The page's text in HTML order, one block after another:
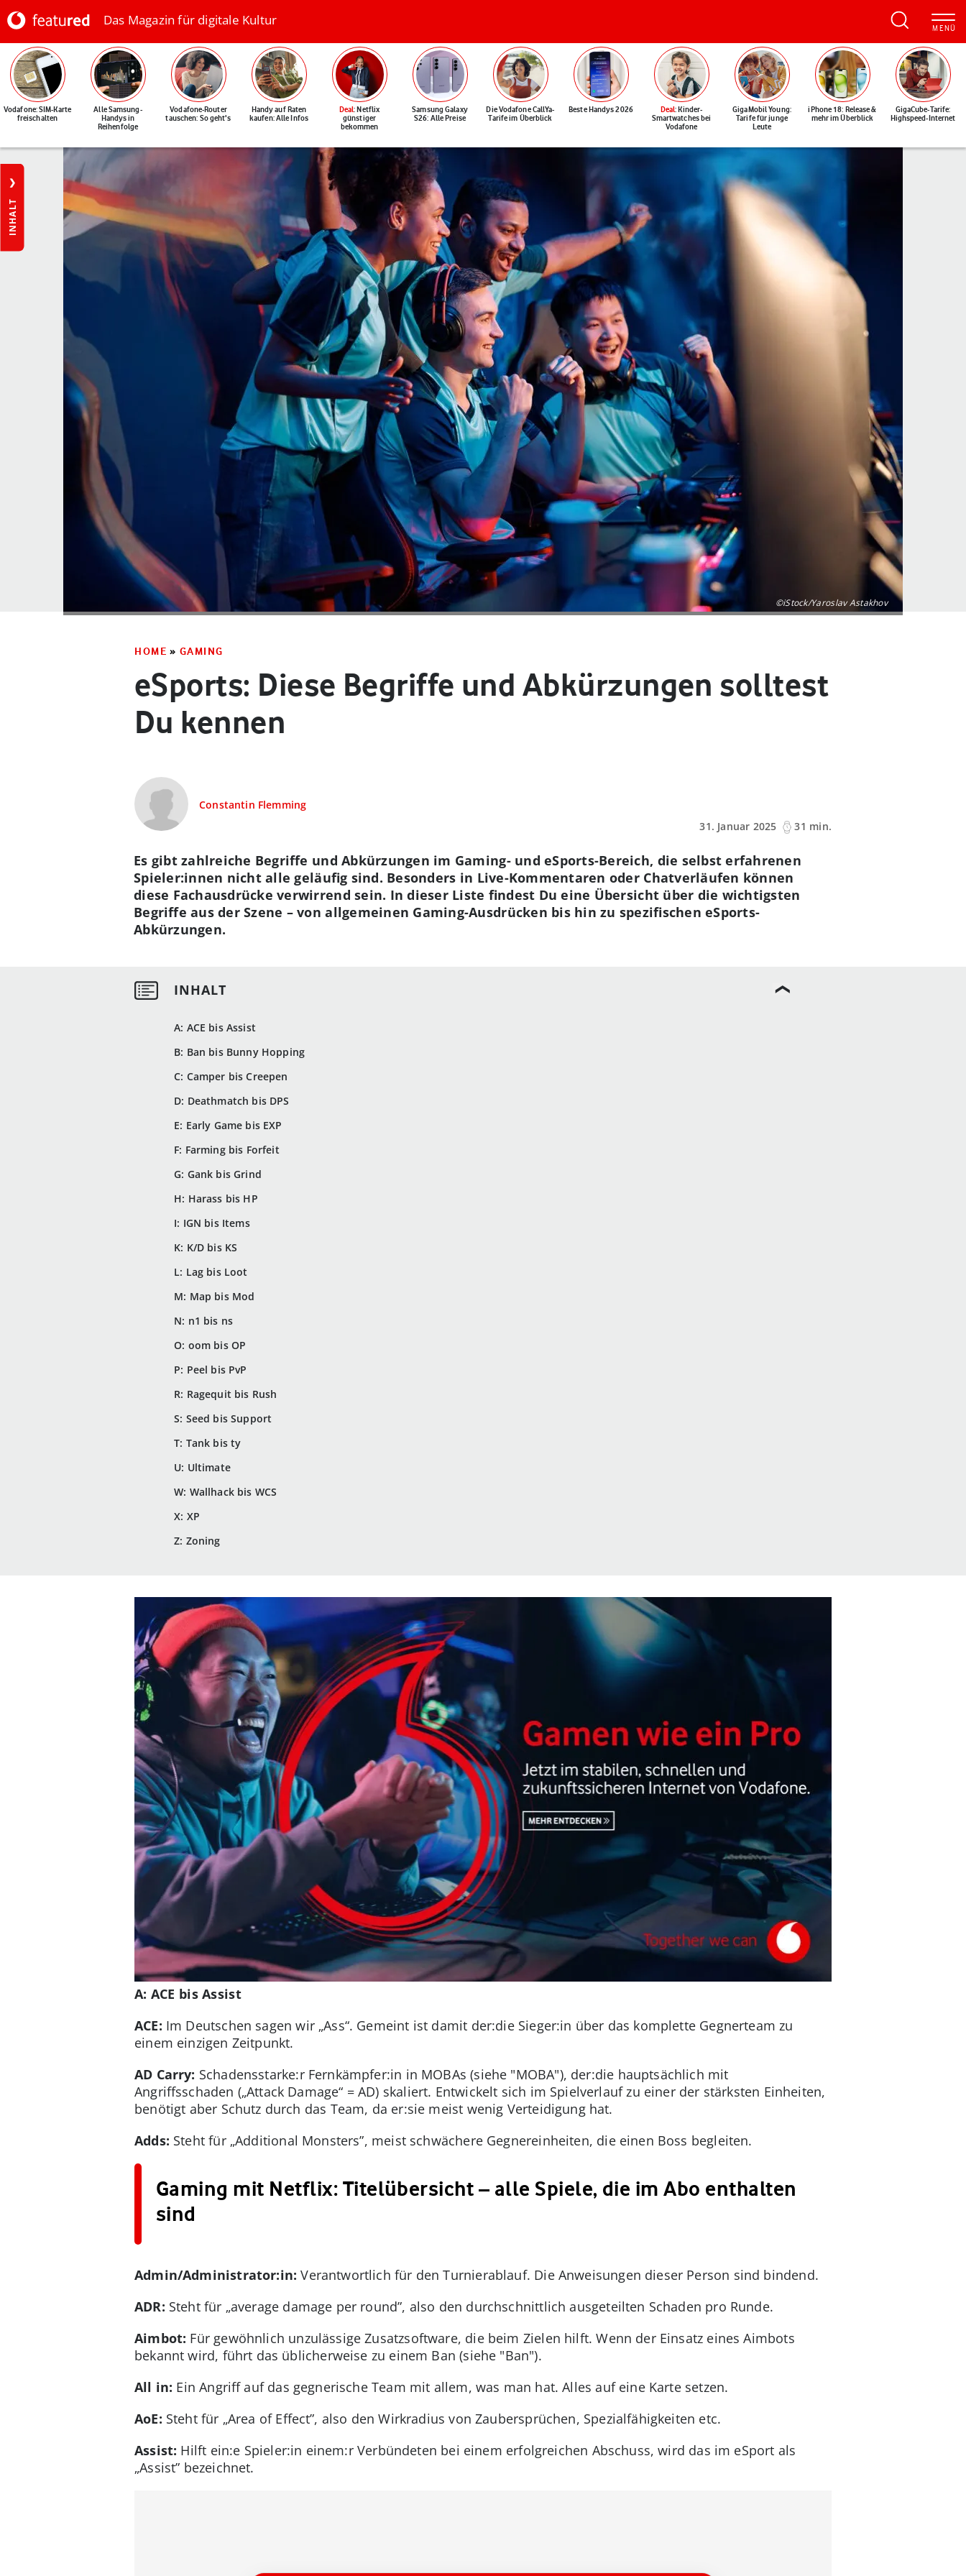
Das Magazin für digitale Kultur
Vodafone: SIM-Karte
freischalten
Alle Samsung-
Handys in
Reihenfolge
Vodafone-Router
tauschen: So geht's
Handy auf Raten
kaufen: Alle Infos
Deal: Netflix
günstiger
bekommen
Samsung Galaxy
S26: Alle Preise
Die Vodafone CallYa-
Tarife im Überblick
Beste Handys 2026 Deal: Kinder-
Smartwatches bei
Vodafone
GigaMobil Young:
Tarife für junge
Leute
iPhone 18: Release &
mehr im Überblick
GigaCube-Tarife:
Highspeed-Internet
INHALT
©iStock/Yaroslav Astakhov
HOME » GAMING
eSports: Diese Begriffe und Abkürzungen solltest
Du kennen
Constantin Flemming
31. Januar 2025
31 min.
A: ACE bis Assist
B: Ban bis Bunny Hopping
C: Camper bis Creepen
D: Deathmatch bis DPS
E: Early Game bis EXP
F: Farming bis Forfeit
G: Gank bis Grind
H: Harass bis HP
I: IGN bis Items
K: K/D bis KS
L: Lag bis Loot
M: Map bis Mod
N: n1 bis ns
O: oom bis OP
P: Peel bis PvP
R: Ragequit bis Rush
S: Seed bis Support
T: Tank bis ty
U: Ultimate
W: Wallhack bis WCS
X: XP
Z: Zoning
Es gibt zahlreiche Begriffe und Abkürzungen im Gaming- und eSports-Bereich, die selbst erfahrenen
Spieler:innen nicht alle geläufig sind. Besonders in Live-Kommentaren oder Chatverläufen können
diese Fachausdrücke verwirrend sein. In dieser Liste findest Du eine Übersicht über die wichtigsten
Begriffe aus der Szene – von allgemeinen Gaming-Ausdrücken bis hin zu spezifischen eSports-
Abkürzungen.
A: ACE bis Assist
ACE: Im Deutschen sagen wir „Ass“. Gemeint ist damit der:die Sieger:in über das komplette Gegnerteam zu
einem einzigen Zeitpunkt.
AD Carry: Schadensstarke:r Fernkämpfer:in in MOBAs (siehe "MOBA"), der:die hauptsächlich mit
Angriffsschaden („Attack Damage“ = AD) skaliert. Entwickelt sich im Spielverlauf zu einer der stärksten Einheiten,
benötigt aber Schutz durch das Team, da er:sie meist wenig Verteidigung hat.
Adds: Steht für „Additional Monsters”, meist schwächere Gegnereinheiten, die einen Boss begleiten.
Gaming mit Netflix: Titelübersicht – alle Spiele, die im Abo enthalten
sind
Admin/Administrator:in: Verantwortlich für den Turnierablauf. Die Anweisungen dieser Person sind bindend.
ADR: Steht für „average damage per round”, also den durchschnittlich ausgeteilten Schaden pro Runde.
Aimbot: Für gewöhnlich unzulässige Zusatzsoftware, die beim Zielen hilft. Wenn der Einsatz eines Aimbots
bekannt wird, führt das üblicherweise zu einem Ban (siehe "Ban").
All in: Ein Angriff auf das gegnerische Team mit allem, was man hat. Alles auf eine Karte setzen.
AoE: Steht für „Area of Effect”, also den Wirkradius von Zaubersprüchen, Spezialfähigkeiten etc.
Assist: Hilft ein:e Spieler:in einem:r Verbündeten bei einem erfolgreichen Abschuss, wird das im eSport als
„Assist” bezeichnet.